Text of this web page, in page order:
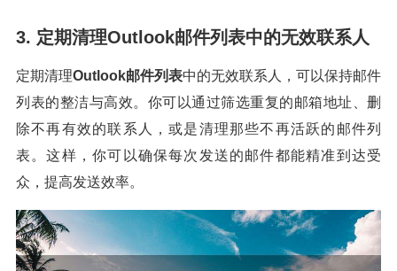
3. 定期清理Outlook邮件列表中的无效联系人
定期清理Outlook邮件列表中的无效联系人，可以保持邮件
列表的整洁与高效。你可以通过筛选重复的邮箱地址、删
除不再有效的联系人，或是清理那些不再活跃的邮件列
表。这样，你可以确保每次发送的邮件都能精准到达受
众，提高发送效率。